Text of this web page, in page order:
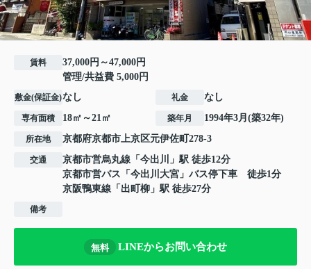
賃料
37,000円～47,000円
管理/共益費 5,000円
敷金(保証金)なし 礼金 なし
専有面積 18㎡～21㎡ 築年月 1994年3月(築32年)
所在地 京都府京都市上京区元伊佐町 278-3
交通 京都市営烏丸線 「 今出川
」駅 徒歩12分
京都市営バス「今出川大宮」バス停下車 徒歩1分
京阪鴨東線 「 出町柳 」駅 徒歩27分
備考
無料 LINEからお問い合わせ